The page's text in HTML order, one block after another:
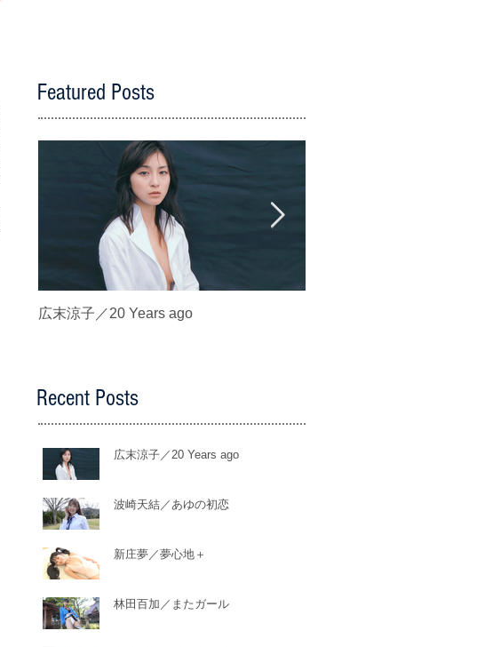
Featured Posts
広末涼子／20 Years ago
Recent Posts
広末涼子／20 Years ago
波崎天結／あゆの初恋
新庄夢／夢心地＋
林田百加／またガール